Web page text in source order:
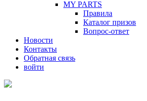
MY PARTS
Правила
Каталог призов
Вопрос-ответ
Новости
Контакты
Обратная связь
войти